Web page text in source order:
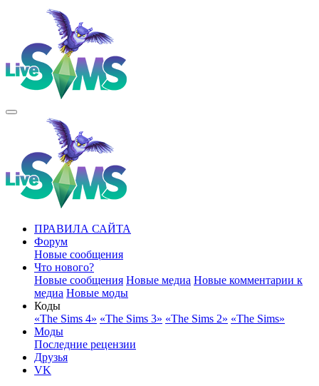
ПРАВИЛА САЙТА
Форум
Новые сообщения
Что нового?
Новые сообщения Новые медиа Новые комментарии к
медиа Новые моды
Коды
«The Sims 4» «The Sims 3» «The Sims 2» «The Sims»
Моды
Последние рецензии
Друзья
VK